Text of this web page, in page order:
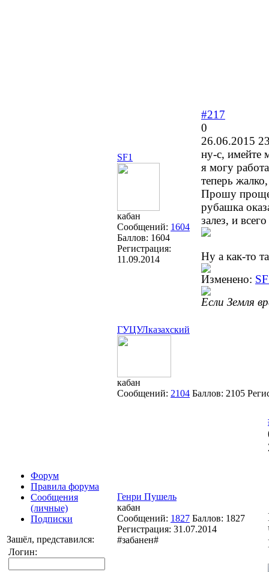
Форум
Правила форума
Сообщения
(личные)
Подписки
Зашёл, представился:
Логин:
SF1
кабан
Сообщений: 1604
Баллов: 1604
Регистрация:
11.09.2014
#217
0
26.06.2015
ну-с, имейте
я могу
теперь
Прошу
рубашка
залез, и
Ну а как-то
Изменено:
Если Земля
ГУЦУЛказахский
кабан
Сообщений: 2104 Баллов: 2105
Генри Пушель
кабан
Сообщений: 1827 Баллов: 1827
Регистрация: 31.07.2014
#забанен#